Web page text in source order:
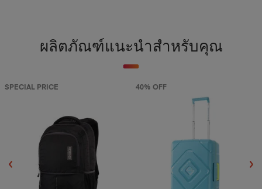
ผลิตภัณฑ์แนะนำสำหรับคุณ
SPECIAL PRICE 40% OFF